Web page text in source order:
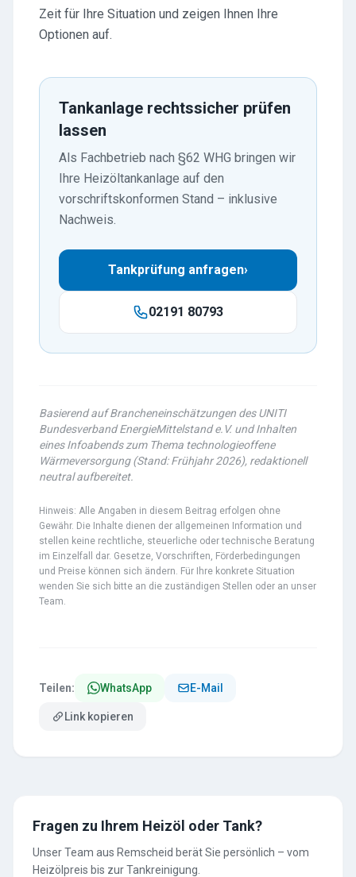
Zeit für Ihre Situation und zeigen Ihnen Ihre
Optionen auf.
Tankanlage rechtssicher prüfen
lassen
Als Fachbetrieb nach §62 WHG bringen wir
Ihre Heizöltankanlage auf den
vorschriftskonformen Stand – inklusive
Nachweis.
Tankprüfung anfragen›
02191 80793
Basierend auf Brancheneinschätzungen des UNITI
Bundesverband EnergieMittelstand e.V. und Inhalten
eines Infoabends zum Thema technologieoffene
Wärmeversorgung (Stand: Frühjahr 2026), redaktionell
neutral aufbereitet.
Hinweis: Alle Angaben in diesem Beitrag erfolgen ohne
Gewähr. Die Inhalte dienen der allgemeinen Information und
stellen keine rechtliche, steuerliche oder technische Beratung
im Einzelfall dar. Gesetze, Vorschriften, Förderbedingungen
und Preise können sich ändern. Für Ihre konkrete Situation
wenden Sie sich bitte an die zuständigen Stellen oder an unser
Team.
Teilen: WhatsApp E-Mail
Link kopieren
Fragen zu Ihrem Heizöl oder Tank?
Unser Team aus Remscheid berät Sie persönlich – vom
Heizölpreis bis zur Tankreinigung.